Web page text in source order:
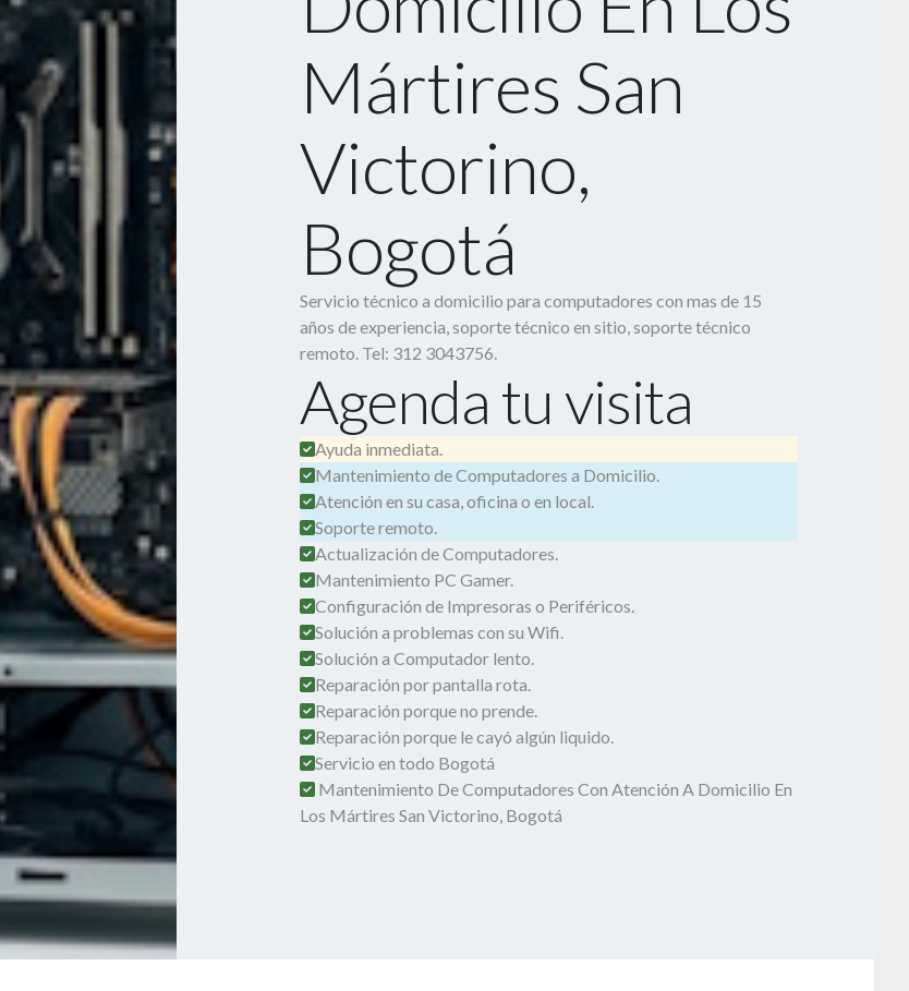
Mártires San
Victorino,
Bogotá
Servicio técnico a domicilio para computadores con mas de 15
años de experiencia, soporte técnico en sitio, soporte técnico
remoto. Tel: 312 3043756.
Agenda tu visita
Ayuda inmediata.
Mantenimiento de Computadores a Domicilio.
Atención en su casa, oficina o en local.
Soporte remoto.
Actualización de Computadores.
Mantenimiento PC Gamer.
Configuración de Impresoras o Periféricos.
Solución a problemas con su Wifi.
Solución a Computador lento.
Reparación por pantalla rota.
Reparación porque no prende.
Reparación porque le cayó algún liquido.
Servicio en todo Bogotá
Mantenimiento De Computadores Con Atención A Domicilio En
Los Mártires San Victorino, Bogotá